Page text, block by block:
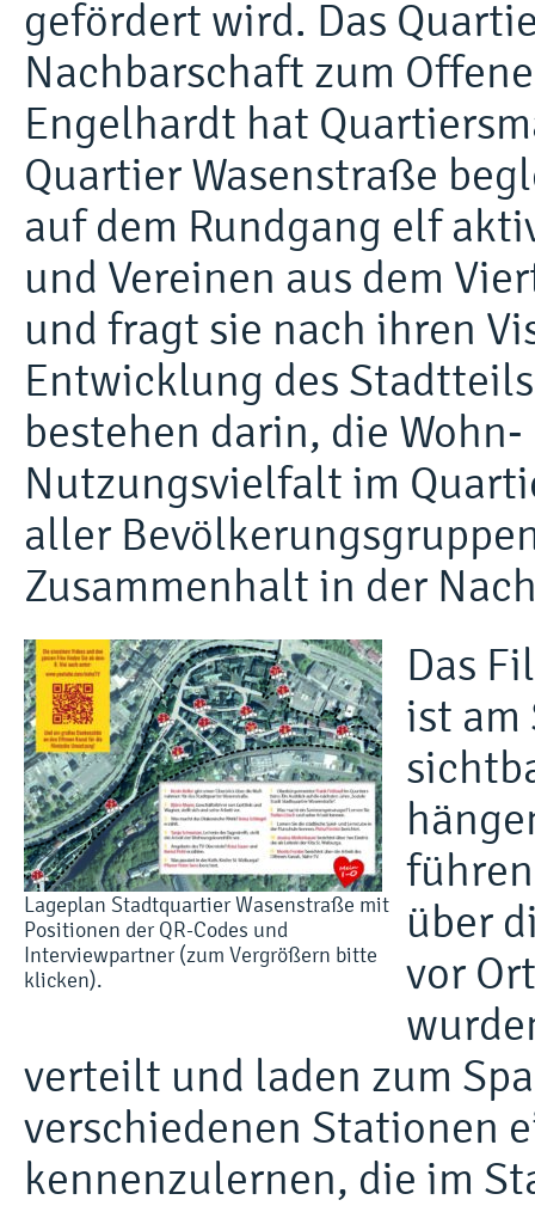
gefördert wird. Das
Nachbarschaft zum
Engelhardt hat
Quartier Wasenstraße
auf dem Rundgang elf
und Vereinen aus dem
und fragt sie nach ihren
Entwicklung des
bestehen darin, die
Nutzungsvielfalt im
aller
Zusammenhalt in der
Lageplan Stadtquartier Wasenstraße mit
Positionen der QR-Codes und
Interviewpartner (zum Vergrößern bitte
klicken).
Das
ist am
über
vor
verteilt und laden zum
verschiedenen Stationen
kennenzulernen, die im